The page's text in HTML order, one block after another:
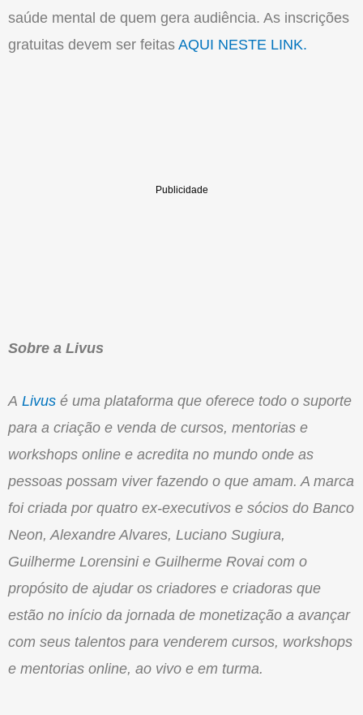
saúde mental de quem gera audiência. As inscrições
gratuitas devem ser feitas AQUI NESTE LINK.
Sobre a Livus
A Livus é uma plataforma que oferece todo o suporte
para a criação e venda de cursos, mentorias e
workshops online e acredita no mundo onde as
pessoas possam viver fazendo o que amam. A marca
foi criada por quatro ex-executivos e sócios do Banco
Neon, Alexandre Alvares, Luciano Sugiura,
Guilherme Lorensini e Guilherme Rovai com o
propósito de ajudar os criadores e criadoras que
estão no início da jornada de monetização a avançar
com seus talentos para venderem cursos, workshops
e mentorias online, ao vivo e em turma.